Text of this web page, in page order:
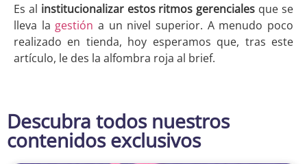
Es al institucionalizar estos ritmos gerenciales que se
lleva la gestión a un nivel superior. A menudo poco
realizado en tienda, hoy esperamos que, tras este
artículo, le des la alfombra roja al brief.
Descubra todos nuestros
contenidos exclusivos